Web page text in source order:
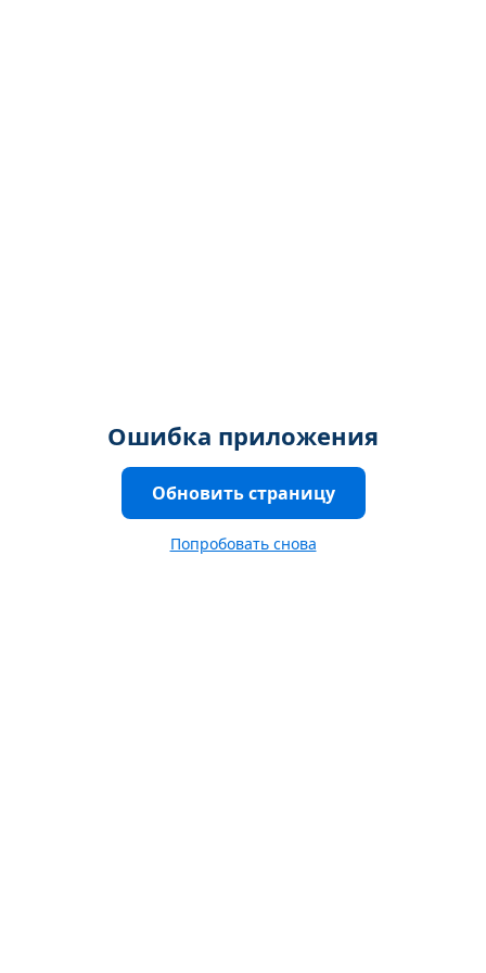
Ошибка приложения
Обновить страницу
Попробовать снова